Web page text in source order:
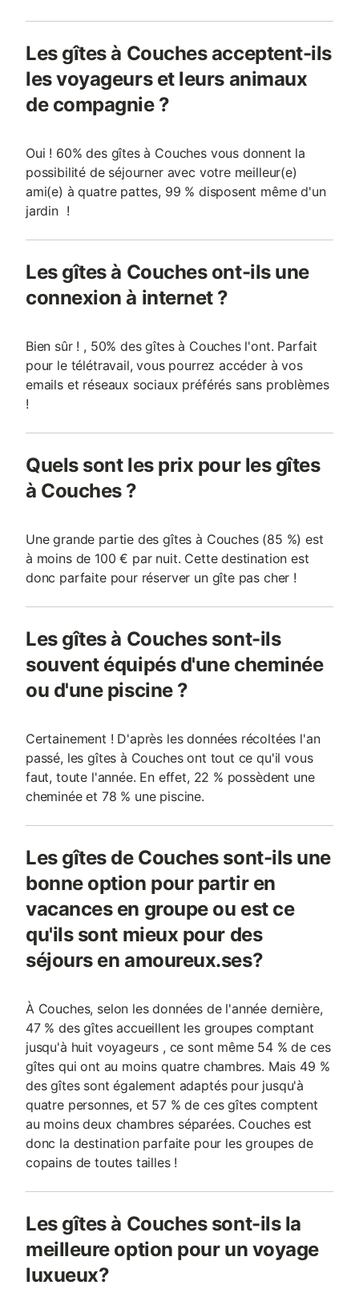
Les gîtes à Couches acceptent-ils
les voyageurs et leurs animaux
de compagnie ?
Oui ! 60% des gîtes à Couches vous donnent la
possibilité de séjourner avec votre meilleur(e)
ami(e) à quatre pattes, 99 % disposent même d'un
jardin !
Les gîtes à Couches ont-ils une
connexion à internet ?
Bien sûr ! , 50% des gîtes à Couches l'ont. Parfait
pour le télétravail, vous pourrez accéder à vos
emails et réseaux sociaux préférés sans problèmes
!
Quels sont les prix pour les gîtes
à Couches ?
Une grande partie des gîtes à Couches (85 %) est
à moins de 100 € par nuit. Cette destination est
donc parfaite pour réserver un gîte pas cher !
Les gîtes à Couches sont-ils
souvent équipés d'une cheminée
ou d'une piscine ?
Certainement ! D'après les données récoltées l'an
passé, les gîtes à Couches ont tout ce qu'il vous
faut, toute l'année. En effet, 22 % possèdent une
cheminée et 78 % une piscine.
Les gîtes de Couches sont-ils une
bonne option pour partir en
vacances en groupe ou est ce
qu'ils sont mieux pour des
séjours en amoureux.ses?
À Couches, selon les données de l'année dernière,
47 % des gîtes accueillent les groupes comptant
jusqu'à huit voyageurs , ce sont même 54 % de ces
gîtes qui ont au moins quatre chambres. Mais 49 %
des gîtes sont également adaptés pour jusqu'à
quatre personnes, et 57 % de ces gîtes comptent
au moins deux chambres séparées. Couches est
donc la destination parfaite pour les groupes de
copains de toutes tailles !
Les gîtes à Couches sont-ils la
meilleure option pour un voyage
luxueux?